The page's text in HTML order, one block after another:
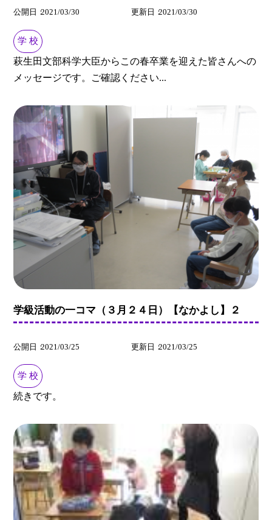
公開日 2021/03/30 更新日 2021/03/30
学 校
萩生田文部科学大臣からこの春卒業を迎えた皆さんへの
メッセージです。ご確認ください...
学級活動の一コマ（３月２４日）【なかよし】２
公開日 2021/03/25 更新日 2021/03/25
学 校
続きです。